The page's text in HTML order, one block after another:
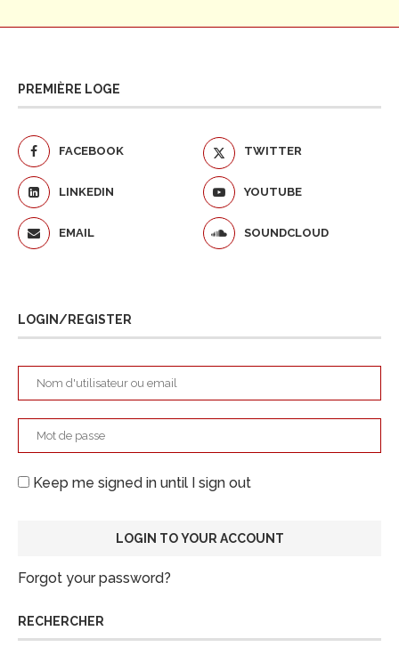
PREMIÈRE LOGE
FACEBOOK TWITTER
LINKEDIN YOUTUBE
EMAIL SOUNDCLOUD
LOGIN/REGISTER
Keep me signed in until I sign out
Forgot your password?
RECHERCHER